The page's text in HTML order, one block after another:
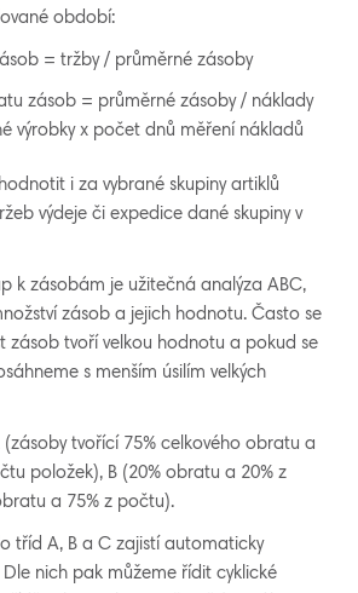
období:
= tržby / průměrné zásoby
zásob = průměrné zásoby / náklady
výrobky x počet dnů měření nákladů
i za vybrané skupiny artiklů
výdeje či expedice dané skupiny v
k zásobám je užitečná analýza ABC,
zásob a jejich hodnotu. Často se
zásob tvoří velkou hodnotu a pokud se
s menším úsilím velkých
(zásoby tvořící 75% celkového obratu a
položek), B (20% obratu a 20% z
a 75% z počtu).
tříd A, B a C zajistí automaticky
Dle nich pak můžeme řídit cyklické